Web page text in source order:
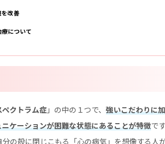
改善
について
ペクトラム症」の中の１つで、 強いこだわりに
ケーションが困難な状態にあることが特徴です
分の殻に閉じこもる「心の病気」を想像する人